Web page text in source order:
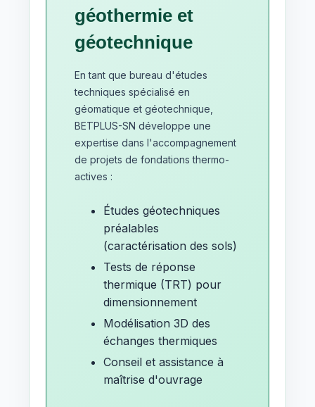
géothermie et
géotechnique
En tant que bureau d'études
techniques spécialisé en
géomatique et géotechnique,
BETPLUS-SN développe une
expertise dans l'accompagnement
de projets de fondations thermo-
actives :
Études géotechniques
préalables
(caractérisation des sols)
Tests de réponse
thermique (TRT) pour
dimensionnement
Modélisation 3D des
échanges thermiques
Conseil et assistance à
maîtrise d'ouvrage